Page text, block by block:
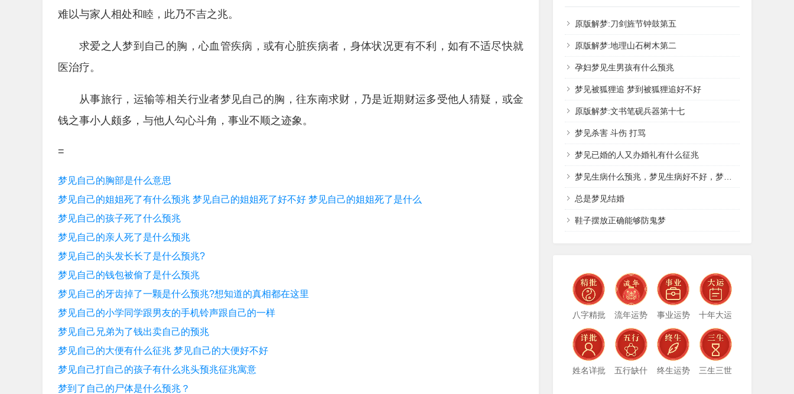
难以与家人相处和睦，此乃不吉之兆。
求爱之人梦到自己的胸，心血管疾病，或有心脏疾病者，身体状况更有不利，如有不适尽快就
医治疗。
从事旅行，运输等相关行业者梦见自己的胸，往东南求财，乃是近期财运多受他人猜疑，或金
钱之事小人颇多，与他人勾心斗角，事业不顺之迹象。
=
梦见自己的胸部是什么意思
梦见自己的姐姐死了有什么预兆 梦见自己的姐姐死了好不好 梦见自己的姐姐死了是什么
梦见自己的孩子死了什么预兆
梦见自己的亲人死了是什么预兆
梦见自己的头发长长了是什么预兆?
梦见自己的钱包被偷了是什么预兆
梦见自己的牙齿掉了一颗是什么预兆?想知道的真相都在这里
梦见自己的小学同学跟男友的手机铃声跟自己的一样
梦见自己兄弟为了钱出卖自己的预兆
梦见自己的大便有什么征兆 梦见自己的大便好不好
梦见自己打自己的孩子有什么兆头预兆征兆寓意
梦到了自己的尸体是什么预兆？
原版解梦:刀剑旌节钟鼓第五
原版解梦:地理山石树木第二
孕妇梦见生男孩有什么预兆
梦见被狐狸追 梦到被狐狸追好不好
原版解梦:文书笔砚兵器第十七
梦见杀害 斗伤 打骂
梦见已婚的人又办婚礼有什么征兆
梦见生病什么预兆，梦见生病好不好，梦见生病什么意思
总是梦见结婚
鞋子摆放正确能够防鬼梦
八字精批 流年运势 事业运势 十年大运
姓名详批
五行缺什
终生运势 三生三世